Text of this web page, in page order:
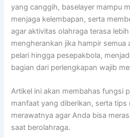
yang canggih, baselayer mampu
menjaga kelembapan, serta
agar aktivitas olahraga terasa
mengherankan jika hampir semua
pelari hingga pesepakbola,
bagian dari perlengkapan wajib
Artikel ini akan membahas fungsi
manfaat yang diberikan, serta tips
merawatnya agar Anda bisa
saat berolahraga.